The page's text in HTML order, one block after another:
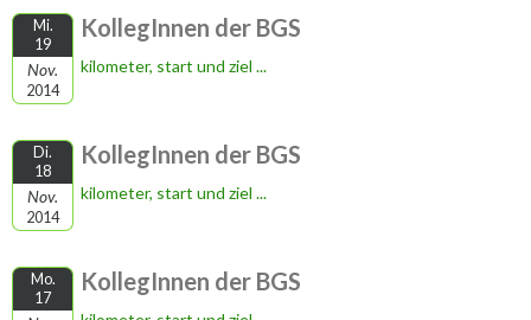
Mi.
19
Nov.
2014
KollegInnen der BGS
kilometer, start und ziel ...
Di.
18
Nov.
2014
KollegInnen der BGS
kilometer, start und ziel ...
Mo.
17
KollegInnen der BGS